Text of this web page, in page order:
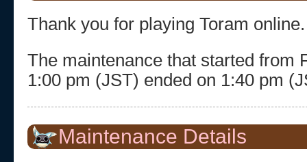
Thank you for playing Toram online.
The maintenance that started from
1:00 pm (JST) ended on 1:40 pm
Maintenance Details